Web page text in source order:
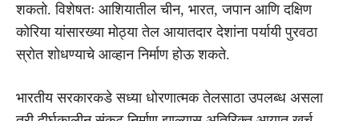
शकतो. विशेषतः आशियातील चीन, भारत, जपान आणि दक्षिण
कोरिया यांसारख्या मोठ्या तेल आयातदार देशांना पर्यायी पुरवठा
स्रोत शोधण्याचे आव्हान निर्माण होऊ शकते.
भारतीय सरकारकडे सध्या धोरणात्मक तेलसाठा उपलब्ध असला